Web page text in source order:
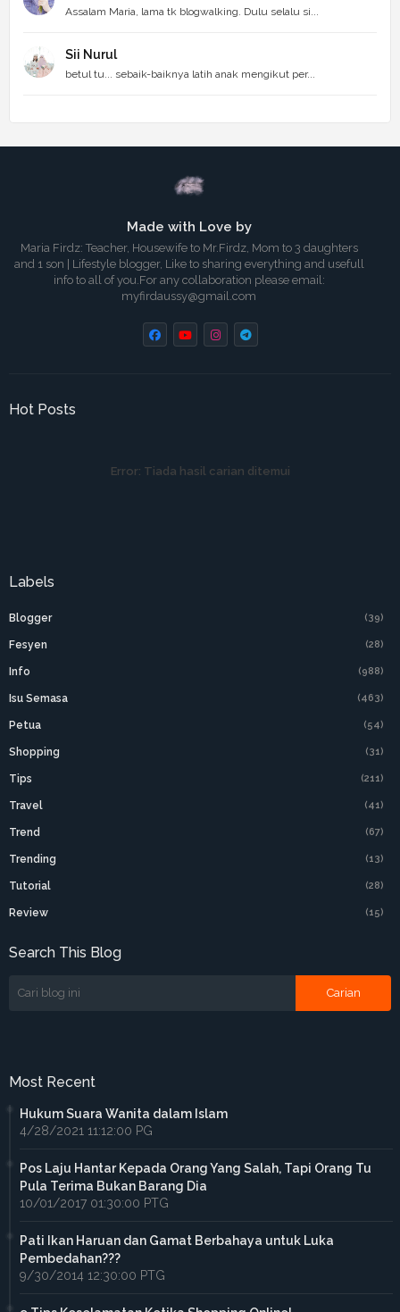
Assalam Maria, lama tk blogwalking. Dulu selalu si...
Sii Nurul
betul tu... sebaik-baiknya latih anak mengikut per...
Made with Love by
Maria Firdz: Teacher, Housewife to Mr.Firdz, Mom to 3 daughters
and 1 son | Lifestyle blogger, Like to sharing everything and usefull
info to all of you.For any collaboration please email:
myfirdaussy@gmail.com
Hot Posts
Error: Tiada hasil carian ditemui
Labels
Blogger (39)
Fesyen (28)
Info (988)
Isu Semasa (463)
Petua (54)
Shopping (31)
Tips (211)
Travel (41)
Trend (67)
Trending (13)
Tutorial (28)
Review (15)
Search This Blog
Most Recent
Hukum Suara Wanita dalam Islam
4/28/2021 11:12:00 PG
Pos Laju Hantar Kepada Orang Yang Salah, Tapi Orang Tu
Pula Terima Bukan Barang Dia
10/01/2017 01:30:00 PTG
Pati Ikan Haruan dan Gamat Berbahaya untuk Luka
Pembedahan???
9/30/2014 12:30:00 PTG